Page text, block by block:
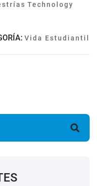
Technology
Vida Estudiantil